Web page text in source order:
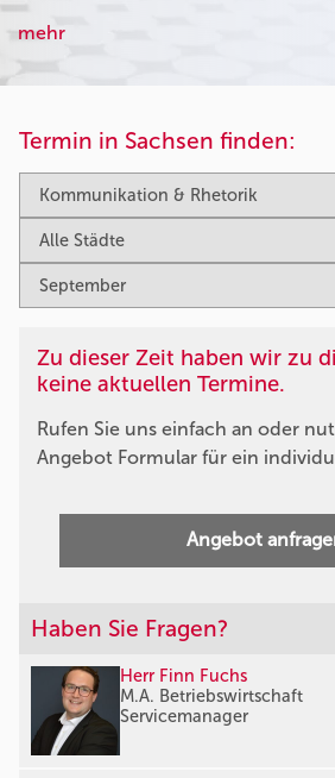
mehr
Termin in Sachsen finden:
Zu dieser Zeit haben wir zu
keine aktuellen Termine.
Rufen Sie uns einfach an oder
Angebot Formular für ein
Angebot
Haben Sie Fragen?
Herr Finn Fuchs
M.A. Betriebswirtschaft
Servicemanager